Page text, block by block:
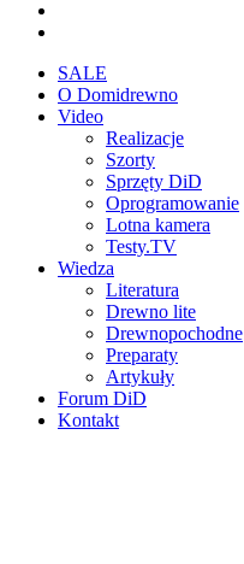
SALE
O Domidrewno
Video
Realizacje
Szorty
Sprzęty DiD
Oprogramowanie
Lotna kamera
Testy.TV
Wiedza
Literatura
Drewno lite
Drewnopochodne
Preparaty
Artykuły
Forum DiD
Kontakt